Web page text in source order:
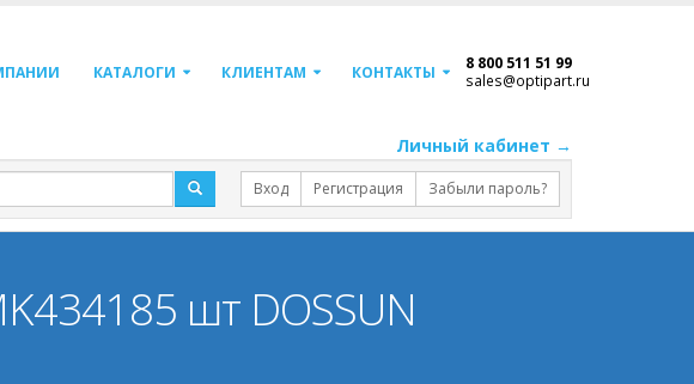
КАТАЛОГИ КЛИЕНТАМ КОНТАКТЫ 8 800 511 51 99
sales@optipart.ru
Личный кабинет →
Вход Регистрация Забыли пароль?
шт DOSSUN